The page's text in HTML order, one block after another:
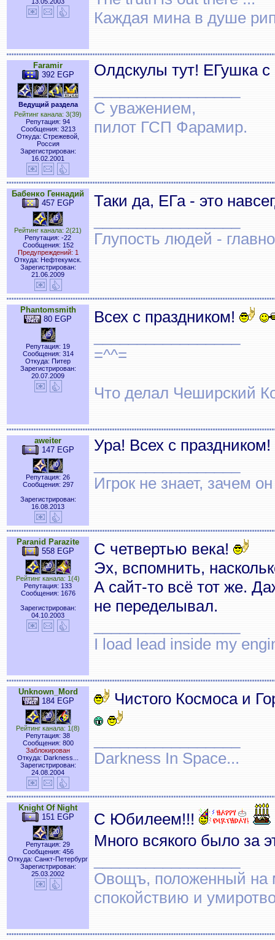
Каждая мина в душе
Faramir
392 EGP
Ведущий раздела
Рейтинг канала: 3(39)
Репутация: 94
Сообщения: 3213
Откуда: Стрежевой,
Россия
Зарегистрирован:
16.02.2001
Олдскулы тут! ЕГушка с
С уважением,
пилот ГСП Фарамир.
Бабенко Геннадий
457 EGP
Рейтинг канала: 2(21)
Репутация: -22
Сообщения: 152
Предупреждений: 1
Откуда: Нефтекумск.
Зарегистрирован:
21.06.2009
Таки да, ЕГа - это
Глупость людей -
Phantomsmith
80 EGP
Репутация: 19
Сообщения: 314
Откуда: Питер
Зарегистрирован:
20.07.2009
Всех с праздником!
=^^=
Что делал Чеширский
aweiter
147 EGP
Репутация: 26
Сообщения: 297
Зарегистрирован:
16.08.2013
Ура! Всех с праздником!
Игрок не знает, зачем
Paranid Parazite
558 EGP
Рейтинг канала: 1(4)
Репутация: 133
Сообщения: 1676
Зарегистрирован:
04.10.2003
С четвертью века!
Эх, вспомнить,
А сайт-то всё тот же.
не переделывал.
I load lead inside my
Unknown_Mord
184 EGP
Рейтинг канала: 1(8)
Репутация: 38
Сообщения: 800
Заблокирован
Откуда: Darkness...
Зарегистрирован:
24.08.2004
Чистого Космоса и
Darkness In Space...
Knight Of Night
151 EGP
Репутация: 29
Сообщения: 456
Откуда: Санкт-Петербург
Зарегистрирован:
25.03.2002
С Юбилеем!!!
Много всякого было за
Овощъ, положенный на
спокойствию и